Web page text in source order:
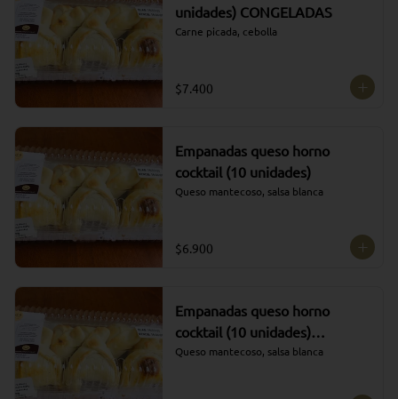
unidades) CONGELADAS
Carne picada, cebolla
$7.400
Empanadas queso horno
cocktail (10 unidades)
Queso mantecoso, salsa blanca
$6.900
Empanadas queso horno
cocktail (10 unidades)
CONGELADAS
Queso mantecoso, salsa blanca